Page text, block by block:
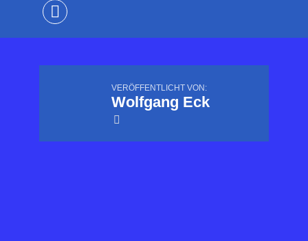
VERÖFFENTLICHT VON:
Wolfgang Eck